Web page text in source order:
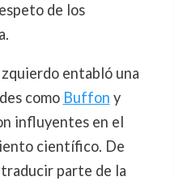
de los
entabló una
como Buffon y
influyentes en el
científico. De
parte de la